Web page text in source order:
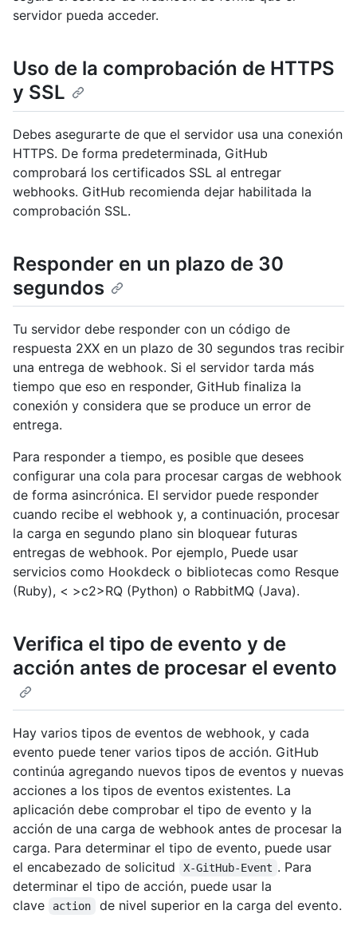
servidor pueda acceder.
Uso de la comprobación de HTTPS
y SSL
Debes asegurarte de que el servidor usa una conexión
HTTPS. De forma predeterminada, GitHub
comprobará los certificados SSL al entregar
webhooks. GitHub recomienda dejar habilitada la
comprobación SSL.
Responder en un plazo de 30
segundos
Tu servidor debe responder con un código de
respuesta 2XX en un plazo de 30 segundos tras recibir
una entrega de webhook. Si el servidor tarda más
tiempo que eso en responder, GitHub finaliza la
conexión y considera que se produce un error de
entrega.
Para responder a tiempo, es posible que desees
configurar una cola para procesar cargas de webhook
de forma asincrónica. El servidor puede responder
cuando recibe el webhook y, a continuación, procesar
la carga en segundo plano sin bloquear futuras
entregas de webhook. Por ejemplo, Puede usar
servicios como Hookdeck o bibliotecas como Resque
(Ruby), < >c2>RQ (Python) o RabbitMQ (Java).
Verifica el tipo de evento y de
acción antes de procesar el evento
Hay varios tipos de eventos de webhook, y cada
evento puede tener varios tipos de acción. GitHub
continúa agregando nuevos tipos de eventos y nuevas
acciones a los tipos de eventos existentes. La
aplicación debe comprobar el tipo de evento y la
acción de una carga de webhook antes de procesar la
carga. Para determinar el tipo de evento, puede usar
el encabezado de solicitud
X-GitHub-Event . Para
determinar el tipo de acción, puede usar la
clave
action de nivel superior en la carga del evento.